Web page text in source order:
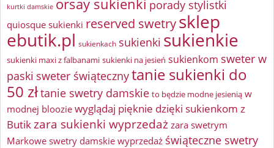
kurtki damskie orsay sukienki porady stylistki
quiosque sukienki reserved swetrysklep
ebutik.pl sukienkach sukienki sukienkie
sukienki maxi z falbanami sukienki na jesień sukienkom sweter w
paski sweter świątecznytanie sukienki do
50 złtanie swetry damskie to będzie modne jesienią w
modnej bloozie wyglądaj pięknie dzięki sukienkom z
Butikzara sukienki wyprzedażzara swetrym
Markowe swetry damskie wyprzedaż świąteczne swetry